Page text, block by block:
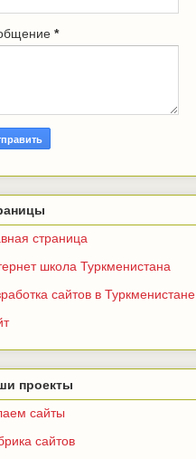
*
страница
школа Туркменистана
сайтов в Туркменистане
проекты
сайты
сайтов